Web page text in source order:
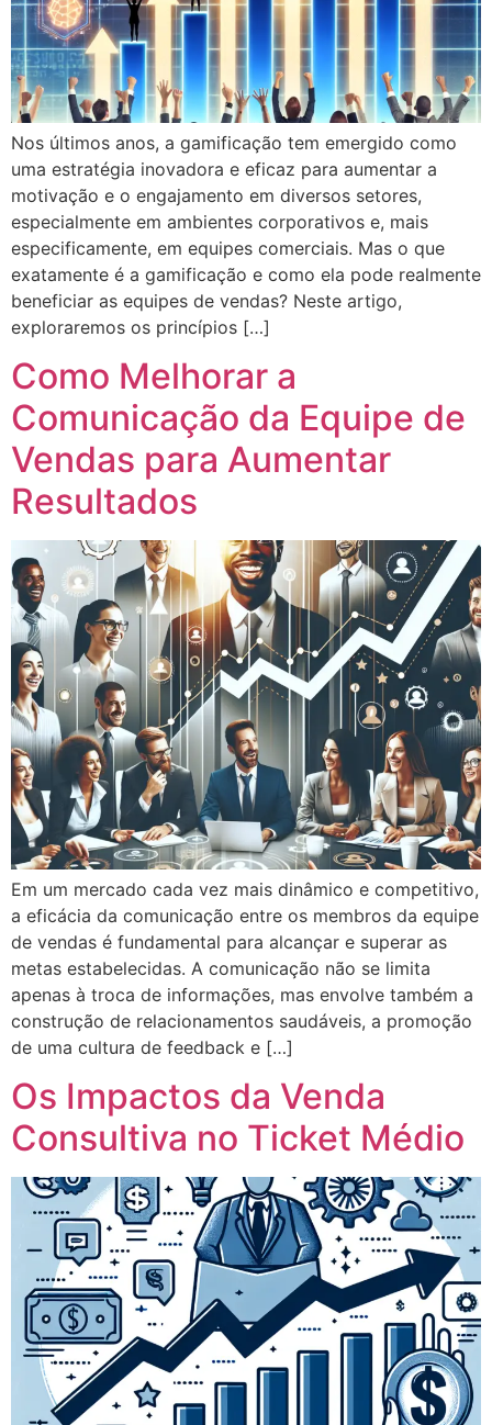
Nos últimos anos, a gamificação tem emergido como
uma estratégia inovadora e eficaz para aumentar a
motivação e o engajamento em diversos setores,
especialmente em ambientes corporativos e, mais
especificamente, em equipes comerciais. Mas o que
exatamente é a gamificação e como ela pode realmente
beneficiar as equipes de vendas? Neste artigo,
exploraremos os princípios […]
Como Melhorar a
Comunicação da Equipe de
Vendas para Aumentar
Resultados
Em um mercado cada vez mais dinâmico e competitivo,
a eficácia da comunicação entre os membros da equipe
de vendas é fundamental para alcançar e superar as
metas estabelecidas. A comunicação não se limita
apenas à troca de informações, mas envolve também a
construção de relacionamentos saudáveis, a promoção
de uma cultura de feedback e […]
Os Impactos da Venda
Consultiva no Ticket Médio